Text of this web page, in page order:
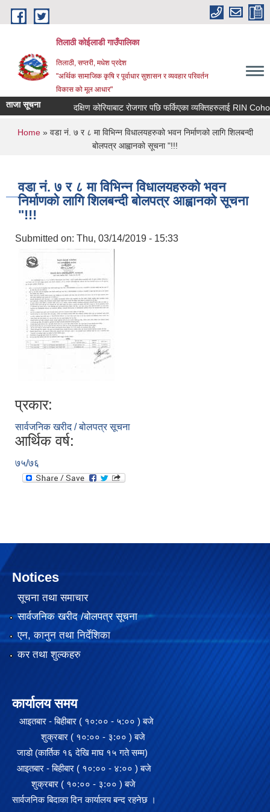
Skip to main content
तिलाठी कोईलाडी गाउँपालिका
तिलाठी, सप्तरी, मधेश प्रदेश
"अर्थिक सामाजिक कृषि र पूर्वाधार सुशासन र व्यवहार परिवर्तन
विकास को मूल आधार"
ताजा सूचना दक्षिण कोरियाबाट रोजगार पछि फर्किएका व्यक्तिहरुलाई RIN
You are here
Home» वडा नं. ७ र ८ मा विभिन्न विधालयहरुको भवन निर्माणको लागि शिलबन्दी
बोलपत्र आह्वानको सूचना "!!!
वडा नं. ७ र ८ मा विभिन्न विधालयहरुको भवन
निर्माणको लागि शिलबन्दी बोलपत्र आह्वानको सूचना
"!!!
Submitted on: Thu, 03/14/2019 - 15:33
प्रकार:
सार्वजनिक खरीद / बोलपत्र सूचना
आर्थिक वर्ष:
७५/७६
Notices
सूचना तथा समाचार
सार्वजनिक खरीद /बोलपत्र सूचना
एन, कानुन तथा निर्देशिका
कर तथा शुल्कहरु
कार्यालय समय
आइतबार - बिहीबार ( १०:०० - ५:०० ) बजे
शुक्रबार ( १०:०० - ३:०० ) बजे
जाडो (कार्तिक १६ देखि माघ १५ गते सम्म)
आइतबार - बिहीबार ( १०:०० - ४:०० ) बजे
शुक्रबार ( १०:०० - ३:०० ) बजे
सार्वजनिक बिदाका दिन कार्यालय बन्द रहनेछ ।